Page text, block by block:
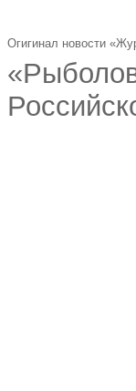
Огигинал новости